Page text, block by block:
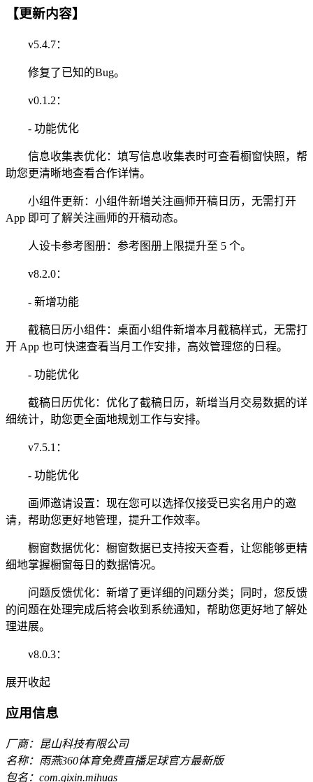
【更新内容】
v5.4.7：
修复了已知的Bug。
v0.1.2：
- 功能优化
信息收集表优化：填写信息收集表时可查看橱窗快照，帮
助您更清晰地查看合作详情。
小组件更新：小组件新增关注画师开稿日历，无需打开
App 即可了解关注画师的开稿动态。
人设卡参考图册：参考图册上限提升至 5 个。
v8.2.0：
- 新增功能
截稿日历小组件：桌面小组件新增本月截稿样式，无需打
开 App 也可快速查看当月工作安排，高效管理您的日程。
- 功能优化
截稿日历优化：优化了截稿日历，新增当月交易数据的详
细统计，助您更全面地规划工作与安排。
v7.5.1：
- 功能优化
画师邀请设置：现在您可以选择仅接受已实名用户的邀
请，帮助您更好地管理，提升工作效率。
橱窗数据优化：橱窗数据已支持按天查看，让您能够更精
细地掌握橱窗每日的数据情况。
问题反馈优化：新增了更详细的问题分类；同时，您反馈
的问题在处理完成后将会收到系统通知，帮助您更好地了解处
理进展。
v8.0.3：
展开收起
应用信息
厂商：昆山科技有限公司
名称：雨燕360体育免费直播足球官方最新版
包名：com.qixin.mihuas